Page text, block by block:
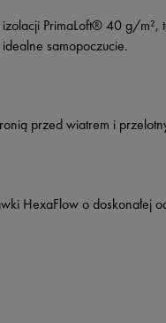
PrimaLoft® 40 g/
samopoczucie.
przed wiatrem i
HexaFlow o doskonałej